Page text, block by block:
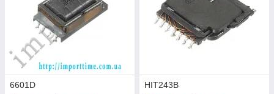
6601D
HIT243B